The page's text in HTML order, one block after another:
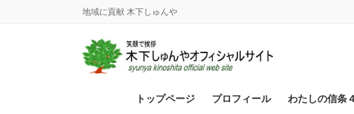
地域に貢献 木下しゅんや
トップページ プロフィール わたしの信条